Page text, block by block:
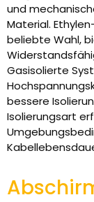
und
Material.
beliebte Wahl,
Gasisolierte
bessere
Isolierungsart